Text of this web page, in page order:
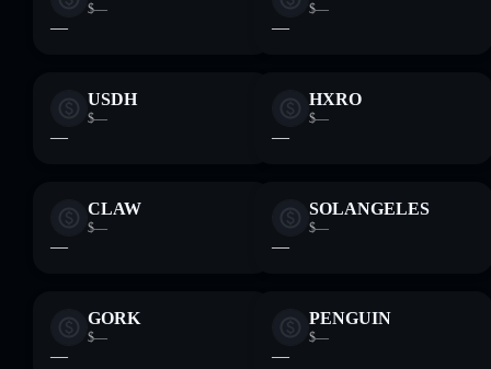
$—
—
$—
—
USDH
$—
—
HXRO
$—
—
CLAW
$—
—
SOLANGELES
$—
—
GORK
$—
—
PENGUIN
$—
—